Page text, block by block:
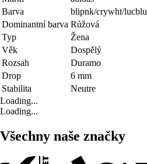
Barva
blipnk/crywht/lucblu
Dominantní barva Růžová
Typ
Žena
Věk
Dospělý
Rozsah
Duramo
Drop
6 mm
Stabilita
Neutre
Loading...
Loading...
Všechny naše značky